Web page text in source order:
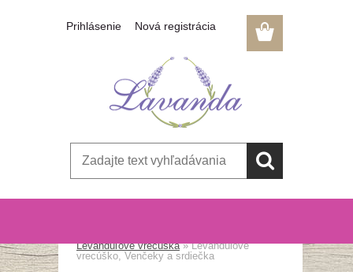
Prihlásenie Nová registrácia
Levanduľové vrecúška » Levandulové
vrecúško, Venčeky a srdiečka